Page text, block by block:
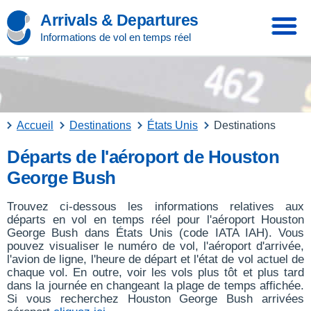
Arrivals & Departures
Informations de vol en temps réel
Accueil Destinations États Unis Destinations
Départs de l'aéroport de Houston
George Bush
Trouvez ci-dessous les informations relatives aux
départs en vol en temps réel pour l'aéroport Houston
George Bush dans États Unis (code IATA IAH). Vous
pouvez visualiser le numéro de vol, l'aéroport d'arrivée,
l'avion de ligne, l'heure de départ et l'état de vol actuel de
chaque vol. En outre, voir les vols plus tôt et plus tard
dans la journée en changeant la plage de temps affichée.
Si vous recherchez Houston George Bush arrivées